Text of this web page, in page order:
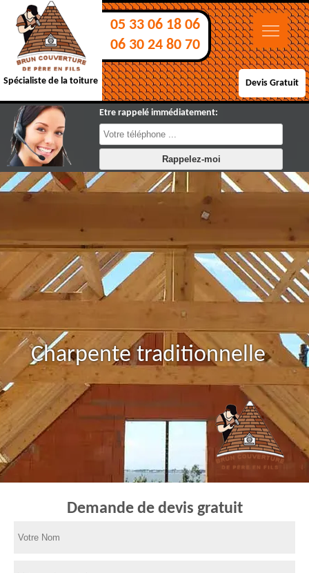
Spécialiste de la toiture
05 33 06 18 06
06 30 24 80 70
Devis Gratuit
Etre rappelé immédiatement:
Charpente traditionnelle
Demande de devis gratuit